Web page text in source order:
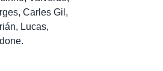
Carles Gil,
Lucas,